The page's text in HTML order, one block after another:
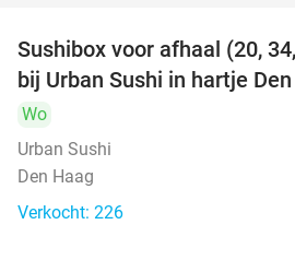
Sushibox voor afhaal (20,
bij Urban Sushi in hartje
Wo
Urban Sushi
Den Haag
Verkocht: 226